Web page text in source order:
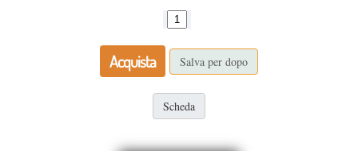
Acquista Salva per dopo
Scheda